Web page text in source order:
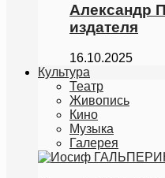
Александр
издателя
16.10.2025
Культура
Театр
Живопись
Кино
Музыка
Галерея